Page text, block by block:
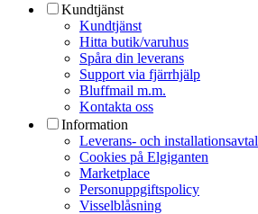
Kundtjänst
Kundtjänst
Hitta butik/varuhus
Spåra din leverans
Support via fjärrhjälp
Bluffmail m.m.
Kontakta oss
Information
Leverans- och installationsavtal
Cookies på Elgiganten
Marketplace
Personuppgiftspolicy
Visselblåsning